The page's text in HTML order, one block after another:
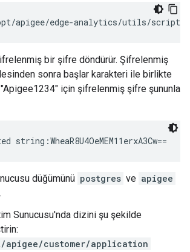
apigee/edge-analytics/utils/
bir şifre döndürür. Şifrelenmiş
sonra başlar karakteri ile birlikte
"Apigee1234" için şifrelenmiş şifre şununla
string:WheaR8U4OeMEM11erxA3Cw==
düğümünü postgres ve apigee
Sunucusu'nda dizini şu şekilde
apigee/customer/application